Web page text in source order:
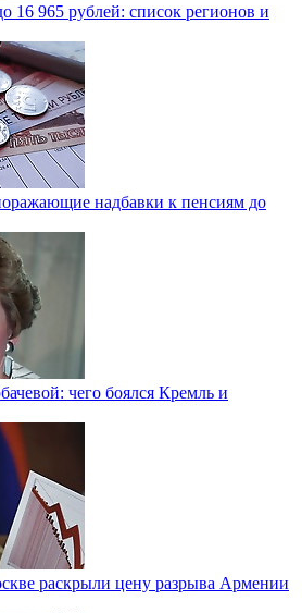
16 965 рублей: список регионов и
надбавки к пенсиям до
чего боялся Кремль и
раскрыли цену разрыва Армении